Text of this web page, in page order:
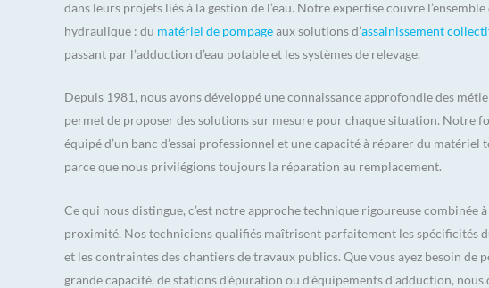
dans leurs projets liés à la gestion de l’eau. Notre expertise couvre
hydraulique : du matériel de pompageaux solutions d’assainissement
passant par l’adduction d’eau potable et les systèmes de relevage.
Depuis 1981, nous avons développé une connaissance approfondie des
permet de proposer des solutions sur mesure pour chaque situation. Notre
équipé d’un banc d’essai professionnel et une capacité à réparer du matériel
parce que nous privilégions toujours la réparation au remplacement.
Ce qui nous distingue, c’est notre approche technique rigoureuse combinée
proximité. Nos techniciens qualifiés maîtrisent parfaitement les spécificités
et les contraintes des chantiers de travaux publics. Que vous ayez besoin de
grande capacité, de stations d’épuration ou d’équipements d’adduction,